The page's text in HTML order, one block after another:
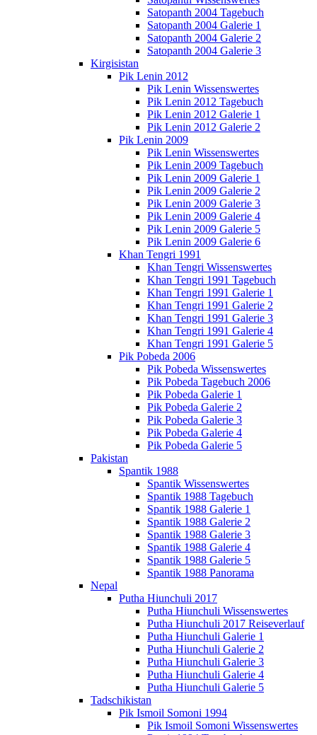
Satopanth 2004 Tagebuch
Satopanth 2004 Galerie 1
Satopanth 2004 Galerie 2
Satopanth 2004 Galerie 3
Kirgisistan
Pik Lenin 2012
Pik Lenin Wissenswertes
Pik Lenin 2012 Tagebuch
Pik Lenin 2012 Galerie 1
Pik Lenin 2012 Galerie 2
Pik Lenin 2009
Pik Lenin Wissenswertes
Pik Lenin 2009 Tagebuch
Pik Lenin 2009 Galerie 1
Pik Lenin 2009 Galerie 2
Pik Lenin 2009 Galerie 3
Pik Lenin 2009 Galerie 4
Pik Lenin 2009 Galerie 5
Pik Lenin 2009 Galerie 6
Khan Tengri 1991
Khan Tengri Wissenswertes
Khan Tengri 1991 Tagebuch
Khan Tengri 1991 Galerie 1
Khan Tengri 1991 Galerie 2
Khan Tengri 1991 Galerie 3
Khan Tengri 1991 Galerie 4
Khan Tengri 1991 Galerie 5
Pik Pobeda 2006
Pik Pobeda Wissenswertes
Pik Pobeda Tagebuch 2006
Pik Pobeda Galerie 1
Pik Pobeda Galerie 2
Pik Pobeda Galerie 3
Pik Pobeda Galerie 4
Pik Pobeda Galerie 5
Pakistan
Spantik 1988
Spantik Wissenswertes
Spantik 1988 Tagebuch
Spantik 1988 Galerie 1
Spantik 1988 Galerie 2
Spantik 1988 Galerie 3
Spantik 1988 Galerie 4
Spantik 1988 Galerie 5
Spantik 1988 Panorama
Nepal
Putha Hiunchuli 2017
Putha Hiunchuli Wissenswertes
Putha Hiunchuli 2017 Reiseverlauf
Putha Hiunchuli Galerie 1
Putha Hiunchuli Galerie 2
Putha Hiunchuli Galerie 3
Putha Hiunchuli Galerie 4
Putha Hiunchuli Galerie 5
Tadschikistan
Pik Ismoil Somoni 1994
Pik Ismoil Somoni Wissenswertes